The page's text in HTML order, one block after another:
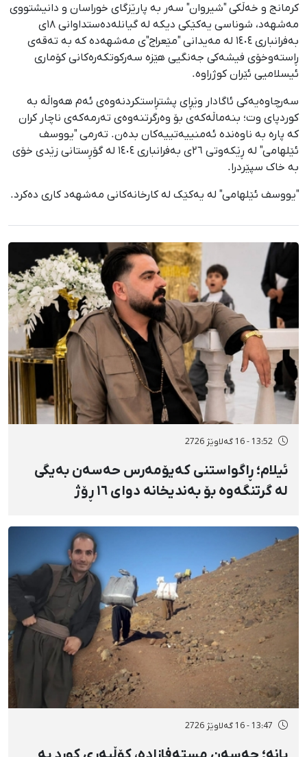
کرمانج و خەڵکی "شیروان" سەر بە پارێزگای خوراسان و دانیشتووی
مەشهەد، شوناسی یەکێکی دیکە لە گیانلەدەستداوانی ١٨ی
بەفرانباری ١٤٠٤ لە مەیدانی "مێعراج"ی مەشهەدە کە بە تەقەی
ڕاستەوخۆی فیشەکی جەنگیی هێزە سەرکوتکەرەکانی کۆماری
ئیسلامیی ئێران کوژراوە.
سەرچاوەیەکی ئاگادار وێڕای پشتڕاستکردنەوەی ئەم هەواڵە بە
کوردپای وت؛ بنەماڵەکەی بۆ وەرگرتنەوەی تەرمەکەی ناچار کران
کە پارە بە ناوەندە ئەمنییەتییەکان بدەن. تەرمی "یووسف
ئێلهامی" لە ڕێکەوتی ٢٦ی بەفرانباری ١٤٠٤ لە گۆڕستانی زێدی خۆی
بە خاک سپێردرا.
"یووسف ئێلهامی" لە یەکێک لە کارخانەکانی مەشهەد کاری دەکرد.
13:52 - 16 گەلاوێژ 2726
ئیلام؛ ڕاگواستنی کەیۆمەرس حەسەن بەیگی
لە گرتنگەوە بۆ بەندیخانە دوای ١٦ ڕۆژ
13:47 - 16 گەلاوێژ 2726